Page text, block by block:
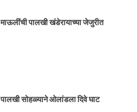
माऊलींची पालखी खंडेरायाच्या जेजुरीत
पालखी सोहळ्याने ओलांडला दिवे घाट